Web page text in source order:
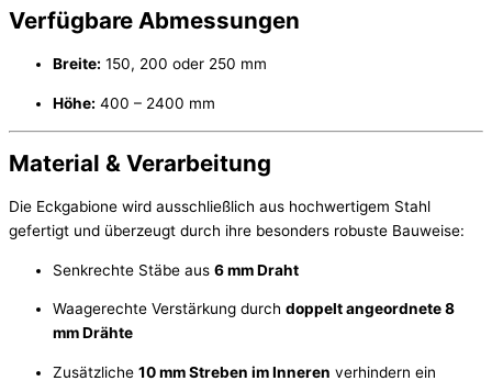
Verfügbare Abmessungen
Breite: 150, 200 oder 250 mm
Höhe: 400 – 2400 mm
Material & Verarbeitung
Die Eckgabione wird ausschließlich aus hochwertigem Stahl
gefertigt und überzeugt durch ihre besonders robuste Bauweise:
Senkrechte Stäbe aus 6 mm Draht
Waagerechte Verstärkung durch doppelt angeordnete 8
mm Drähte
Zusätzliche 10 mm Streben im Inneren verhindern ein